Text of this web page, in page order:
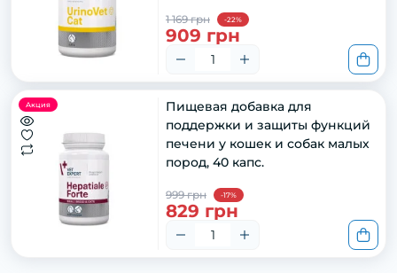
1 169 грн -22%
909 грн
Акция
Пищевая добавка для
поддержки и защиты функций
печени у кошек и собак малых
пород, 40 капс.
999 грн -17%
829 грн